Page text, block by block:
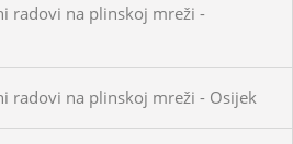
radovi na plinskoj mreži -
radovi na plinskoj mreži - Osijek